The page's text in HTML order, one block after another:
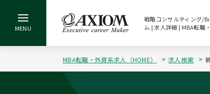
戦略コンサルティング/
ム | 求人詳細 | MBA転職
MBA転職・外資系求人（HOME） 求人検索